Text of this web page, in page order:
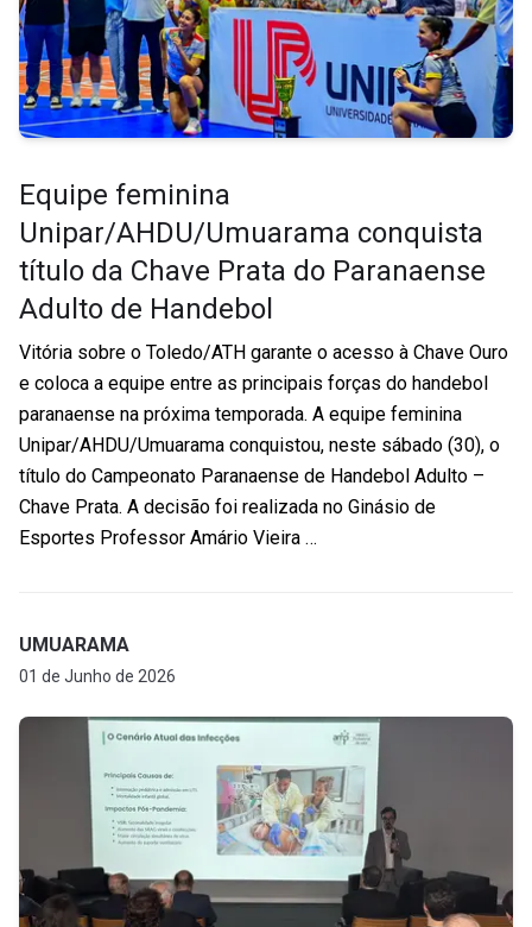
Equipe feminina
Unipar/AHDU/Umuarama conquista
título da Chave Prata do Paranaense
Adulto de Handebol
Vitória sobre o Toledo/ATH garante o acesso à Chave Ouro
e coloca a equipe entre as principais forças do handebol
paranaense na próxima temporada. A equipe feminina
Unipar/AHDU/Umuarama conquistou, neste sábado (30), o
título do Campeonato Paranaense de Handebol Adulto –
Chave Prata. A decisão foi realizada no Ginásio de
Esportes Professor Amário Vieira …
UMUARAMA
01 de Junho de 2026